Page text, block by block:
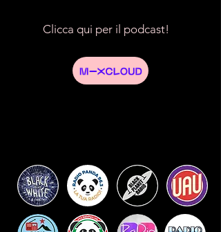
Clicca qui per il podcast!